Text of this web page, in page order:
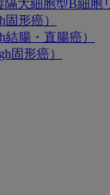
大細胞型B細胞
形癌）
腸・直腸癌）
固形癌）